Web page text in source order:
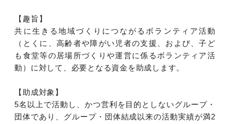
【趣旨】
共に生きる地域づくりにつながるボランティア活動
（とくに、高齢者や障がい児者の支援、および、子ど
も食堂等の居場所づくりや運営に係るボランティア活
動）に対して、必要となる資金を助成します。
【助成対象】
5名以上で活動し、かつ営利を目的としないグループ・
団体であり、グループ・団体結成以来の活動実績が満2